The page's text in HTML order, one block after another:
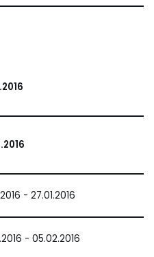
- 27.01.2016
- 05.02.2016